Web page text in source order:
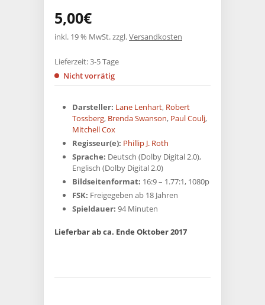
5,00€
inkl. 19 % MwSt.zzgl.Versandkosten
Darsteller: Lane Lenhart, Robert
Tossberg, Brenda Swanson, Paul Coulj,
Mitchell Cox
Regisseur(e): Phillip J. Roth
Sprache: Deutsch (Dolby Digital 2.0),
Englisch (Dolby Digital 2.0)
Bildseitenformat: 16:9 – 1.77:1, 1080p
FSK: Freigegeben ab 18 Jahren
Spieldauer: 94 Minuten
Lieferbar ab ca. Ende Oktober 2017
Lieferzeit:3-5 Tage
Nicht vorrätig